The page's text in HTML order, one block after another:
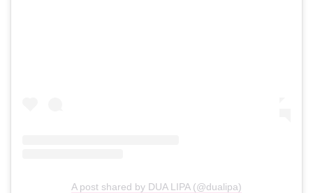
A post shared by DUA LIPA (@dualipa)